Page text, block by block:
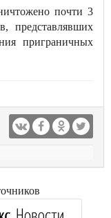
почти 3
представлявших
приграничных